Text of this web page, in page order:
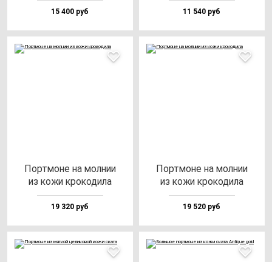
15 400 руб 11 540 руб
Пор­тмо­не на мол­нии
из ко­жи кро­ко­ди­ла
19 320 руб
Пор­тмо­не на мол­нии
из ко­жи кро­ко­ди­ла
19 520 руб